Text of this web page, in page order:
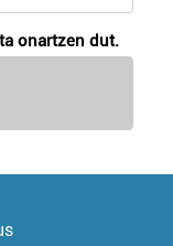
onartzen dut.